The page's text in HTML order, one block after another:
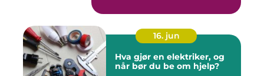
16. jun
Hva gjør en elektriker, og
når bør du be om hjelp?